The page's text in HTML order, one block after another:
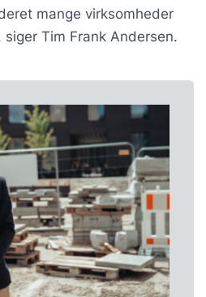
mange virksomheder
Tim Frank Andersen.